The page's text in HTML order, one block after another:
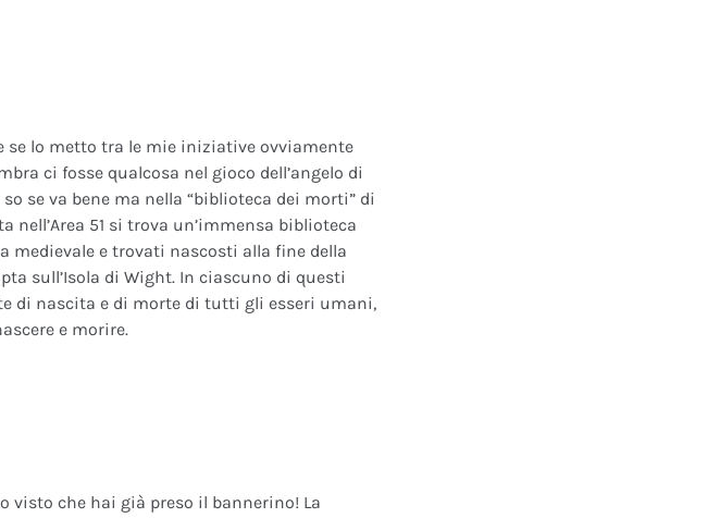
lo metto tra le mie iniziative ovviamente
ci fosse qualcosa nel gioco dell’angelo di
se va bene ma nella “biblioteca dei morti” di
nell’Area 51 si trova un’immensa biblioteca
medievale e trovati nascosti alla fine della
sull’Isola di Wight. In ciascuno di questi
di nascita e di morte di tutti gli esseri umani,
e morire.
visto che hai già preso il bannerino! La